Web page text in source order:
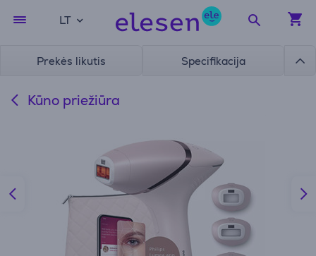
LT
Prekės likutis Specifikacija
Kūno priežiūra